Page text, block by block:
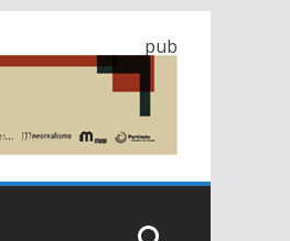
pub